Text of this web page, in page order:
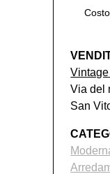
Via del
San